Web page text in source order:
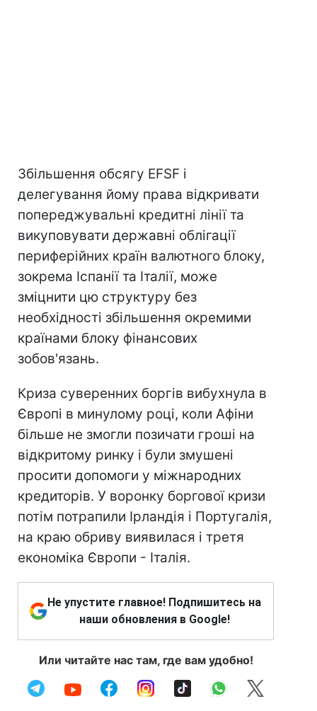
Збільшення обсягу EFSF і
делегування йому права відкривати
попереджувальні кредитні лінії та
викуповувати державні облігації
периферійних країн валютного блоку,
зокрема Іспанії та Італії, може
зміцнити цю структуру без
необхідності збільшення окремими
країнами блоку фінансових
зобов'язань.
Криза суверенних боргів вибухнула в
Європі в минулому році, коли Афіни
більше не змогли позичати гроші на
відкритому ринку і були змушені
просити допомоги у міжнародних
кредиторів. У воронку боргової кризи
потім потрапили Ірландія і Португалія,
на краю обриву виявилася і третя
економіка Європи - Італія.
Не упустите главное! Подпишитесь на
наши обновления в Google!
Или читайте нас там, где вам удобно!